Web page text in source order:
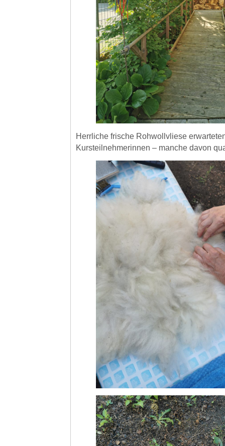
Herrliche frische Rohwollvliese
Kursteilnehmerinnen – manche davon